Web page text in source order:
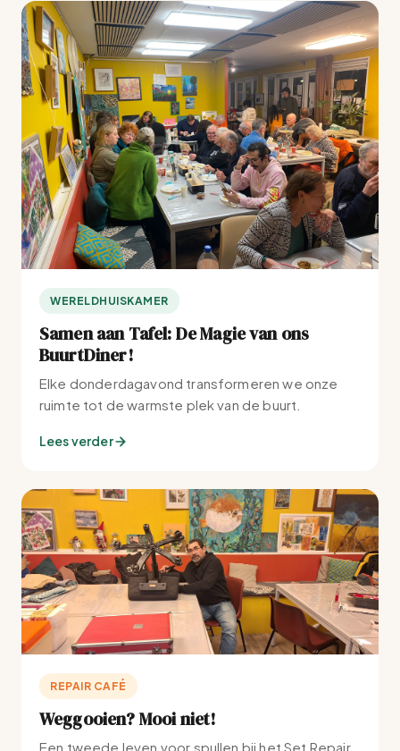
WERELDHUISKAMER
Samen aan Tafel: De Magie van ons
BuurtDiner!
Elke donderdagavond transformeren we onze
ruimte tot de warmste plek van de buurt.
Lees verder
REPAIR CAFÉ
Weggooien? Mooi niet!
Een tweede leven voor spullen bij het Set Repair